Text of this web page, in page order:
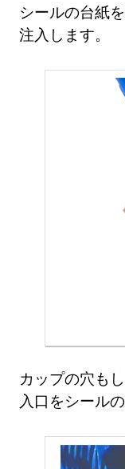
シールの台紙
注入します。
カップの穴も
入口をシール